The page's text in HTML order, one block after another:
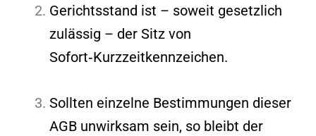
Gerichtsstand ist – soweit gesetzlich
zulässig – der Sitz von
Sofort‑Kurzzeitkennzeichen.
Sollten einzelne Bestimmungen dieser
AGB unwirksam sein, so bleibt der